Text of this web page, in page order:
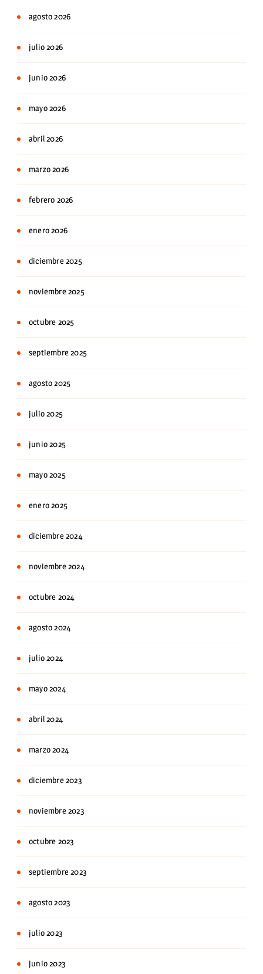
agosto 2026
julio 2026
junio 2026
mayo 2026
abril 2026
marzo 2026
febrero 2026
enero 2026
diciembre 2025
noviembre 2025
octubre 2025
septiembre 2025
agosto 2025
julio 2025
junio 2025
mayo 2025
enero 2025
diciembre 2024
noviembre 2024
octubre 2024
agosto 2024
julio 2024
mayo 2024
abril 2024
marzo 2024
diciembre 2023
noviembre 2023
octubre 2023
septiembre 2023
agosto 2023
julio 2023
junio 2023